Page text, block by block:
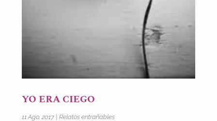
YO ERA CIEGO
11 Ago, 2017| Relatos entrañables